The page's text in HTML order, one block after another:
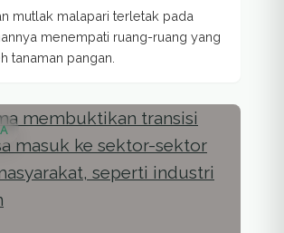
mutlak malapari terletak pada
menempati ruang-ruang yang
tanaman pangan.